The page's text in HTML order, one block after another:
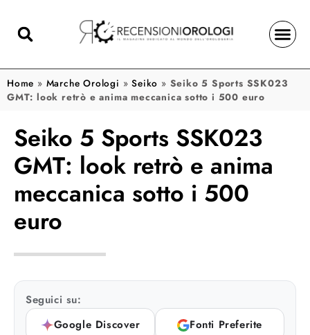
Home » Marche Orologi »Seiko » Seiko 5 Sports SSK023
GMT: look retrò e anima meccanica sotto i 500 euro
Seiko 5 Sports SSK023
GMT: look retrò e anima
meccanica sotto i 500
euro
Seguici su:
Google Discover
Fonti Preferite